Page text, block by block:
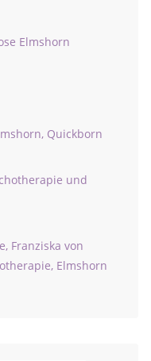
Elmshorn
Quickborn
und
Franziska von
Elmshorn